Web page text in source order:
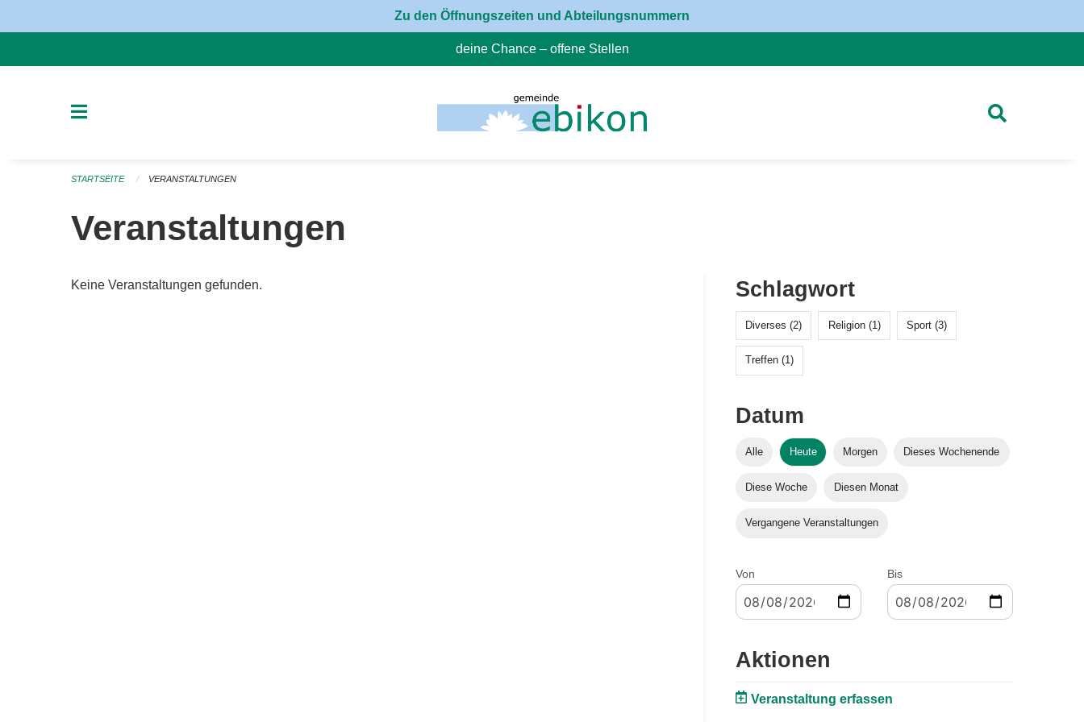
Zu den Öffnungszeiten und Abteilungsnummern
deine Chance – offene Stellen
STARTSEITE VERANSTALTUNGEN
Veranstaltungen
Keine Veranstaltungen gefunden. Schlagwort
Diverses (2) Religion (1) Sport (3)
Treffen (1)
Datum
Alle Heute Morgen Dieses Wochenende
Diese Woche Diesen Monat
Vergangene Veranstaltungen
Von Bis
Aktionen
Veranstaltung erfassen